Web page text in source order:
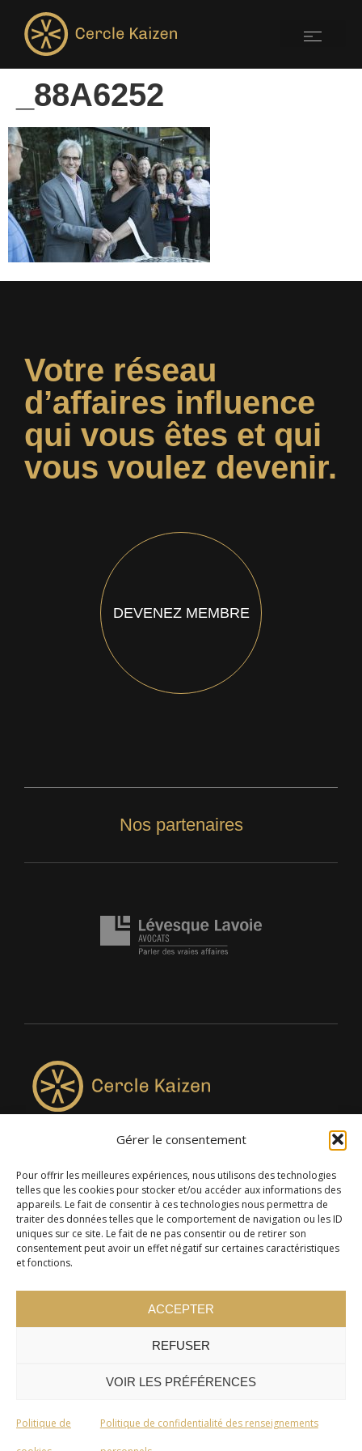
Gérer le consentement
Pour offrir les meilleures expériences, nous utilisons des technologies
telles que les cookies pour stocker et/ou accéder aux informations des
appareils. Le fait de consentir à ces technologies nous permettra de
traiter des données telles que le comportement de navigation ou les ID
uniques sur ce site. Le fait de ne pas consentir ou de retirer son
consentement peut avoir un effet négatif sur certaines caractéristiques
et fonctions.
ACCEPTER
REFUSER
VOIR LES PRÉFÉRENCES
Politique de Politique de confidentialité des renseignements
_88A6252
Votre réseau
d’affaires influence
qui vous êtes et qui
vous voulez devenir.
DEVENEZ MEMBRE
Nos partenaires
4957, rue Lionel-Groulx, bureau 819, Saint-Augustin-de-
Desmaures QC G3A 0M7
© 2024 Cercle Kaizen. Tous droits réservés -